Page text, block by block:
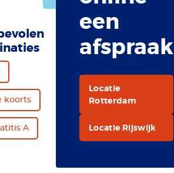
koorts
A
een
afspraak
Locatie
Rotterdam
Locatie Rijswijk